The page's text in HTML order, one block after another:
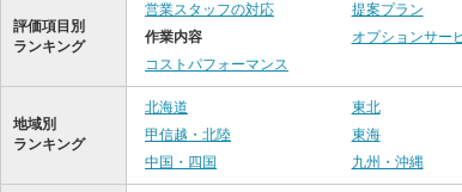
評価項目別
ランキング
営業スタッフの対応 提案プラン
作業内容
オプションサー
コストパフォーマンス
地域別
ランキング
北海道 東北
甲信越・北陸
東海
中国・四国
九州・沖縄